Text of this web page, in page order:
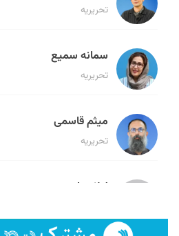
تحریریه
سمانه سمیع
تحریریه
میثم قاسمی
تحریریه
لیلا حنارود